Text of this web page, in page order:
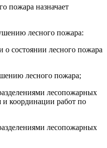
пожара назначает
лесного пожара:
состоянии лесного пожара
лесного пожара;
лесопожарных
и координации работ по
лесопожарных